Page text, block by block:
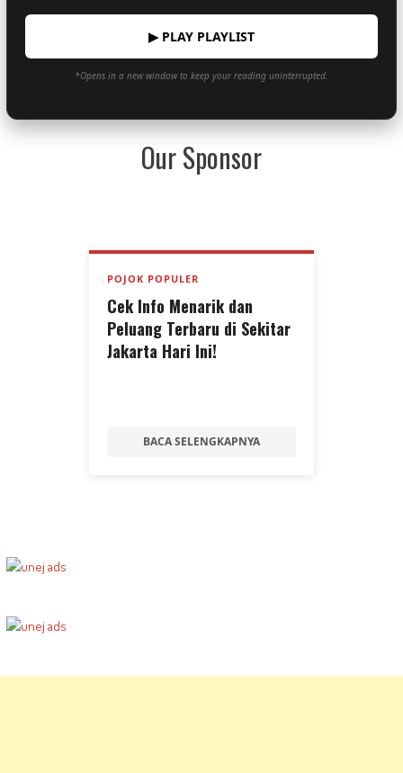
▶ PLAY PLAYLIST
*Opens in a new window to keep your reading uninterrupted.
Our Sponsor
POJOK POPULER
Cek Info Menarik dan
Peluang Terbaru di Sekitar
Jakarta Hari Ini!
BACA SELENGKAPNYA